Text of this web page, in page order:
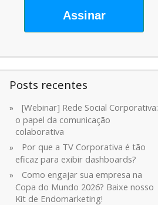
Assinar
Posts recentes
[Webinar] Rede Social Corporativa:
o papel da comunicação
colaborativa
Por que a TV Corporativa é tão
eficaz para exibir dashboards?
Como engajar sua empresa na
Copa do Mundo 2026? Baixe nosso
Kit de Endomarketing!